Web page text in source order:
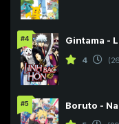
#4 Gintama -
4
#5 Boruto -